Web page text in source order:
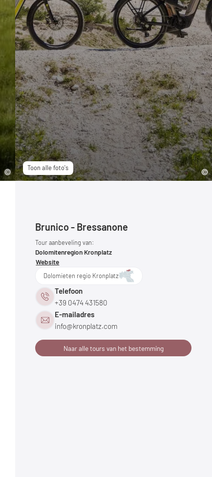
Toon alle foto's
Brunico - Bressanone
Tour aanbeveling van:
Dolomitenregion Kronplatz
Website
Dolomieten regio Kronplatz
Telefoon
+39 0474 431580
E-mailadres
info@kronplatz.com
Naar alle tours van het bestemming